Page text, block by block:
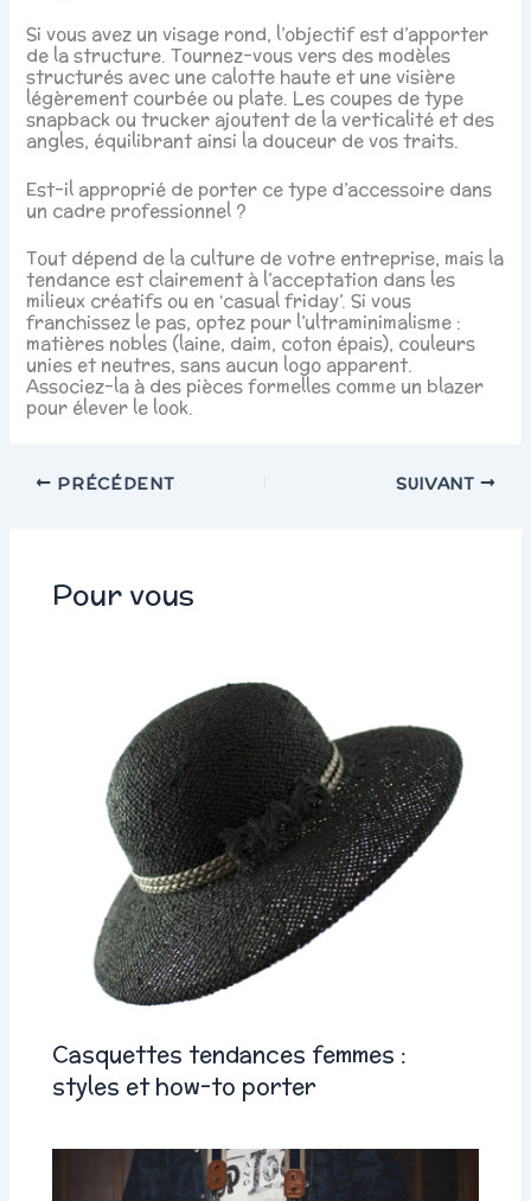
Si vous avez un visage rond, l’objectif est d’apporter
de la structure. Tournez-vous vers des modèles
structurés avec une calotte haute et une visière
légèrement courbée ou plate. Les coupes de type
snapback ou trucker ajoutent de la verticalité et des
angles, équilibrant ainsi la douceur de vos traits.
Est-il approprié de porter ce type d’accessoire dans
un cadre professionnel ?
Tout dépend de la culture de votre entreprise, mais la
tendance est clairement à l’acceptation dans les
milieux créatifs ou en ‘casual friday’. Si vous
franchissez le pas, optez pour l’ultraminimalisme :
matières nobles (laine, daim, coton épais), couleurs
unies et neutres, sans aucun logo apparent.
Associez-la à des pièces formelles comme un blazer
pour élever le look.
PRÉCÉDENT SUIVANT
Pour vous
Casquettes tendances femmes :
styles et how-to porter